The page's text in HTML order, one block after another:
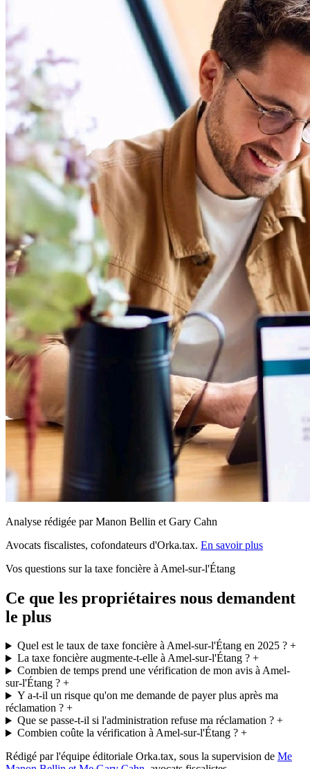
Analyse rédigée par Manon Bellin et Gary Cahn
Avocats fiscalistes, cofondateurs d'Orka.tax. En savoir plus
Vos questions sur la taxe foncière à Amel-sur-l'Étang
Ce que les propriétaires nous demandent
le plus
Quel est le taux de taxe foncière à Amel-sur-l'Étang en 2025 ?+
La taxe foncière augmente-t-elle à Amel-sur-l'Étang ?+
Combien de temps prend une vérification de mon avis à Amel-
sur-l'Étang ? +
Y a-t-il un risque qu'on me demande de payer plus après ma
réclamation ? +
Que se passe-t-il si l'administration refuse ma réclamation ?+
Combien coûte la vérification à Amel-sur-l'Étang ?+
Rédigé par l'équipe éditoriale Orka.tax, sous la supervision de Me